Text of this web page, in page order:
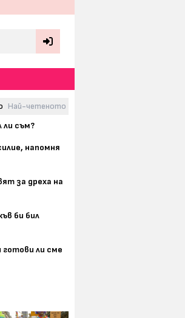
Най-четеното
съм?
напомня
за дреха на
би бил
ли сме